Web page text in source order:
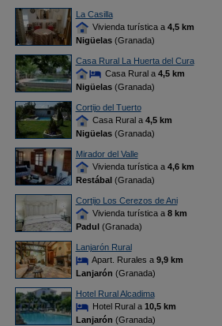
La Casilla
Vivienda turística a 4,5 km
Nigüelas(Granada)
Casa Rural La Huerta del Cura
Casa Rural a 4,5 km
Nigüelas(Granada)
Cortijo del Tuerto
Casa Rural a 4,5 km
Nigüelas(Granada)
Mirador del Valle
Vivienda turística a 4,6 km
Restábal(Granada)
Cortijo Los Cerezos de Ani
Vivienda turística a 8 km
Padul(Granada)
Lanjarón Rural
Apart. Rurales a 9,9 km
Lanjarón (Granada)
Hotel Rural Alcadima
Hotel Rural a 10,5 km
Lanjarón (Granada)